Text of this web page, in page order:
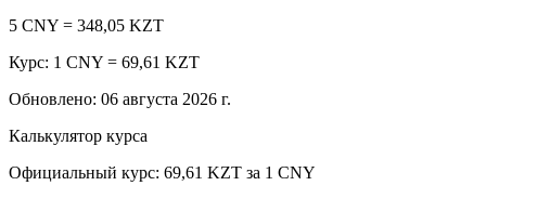
5 CNY = 348,05 KZT
Курс: 1 CNY = 69,61 KZT
Обновлено: 06 августа 2026 г.
Калькулятор курса
Официальный курс: 69,61 KZT за 1 CNY